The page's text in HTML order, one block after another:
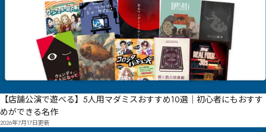
【店舗公演で遊べる】5人用マダミスおすすめ10選｜初心者にもおすす
めができる名作
2026年7月17日更新